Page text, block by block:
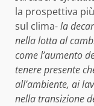
la prospettiva
sul clima-la
nella lotta al
come l’aumento
tenere presente
all’ambiente, ai
nella transizione